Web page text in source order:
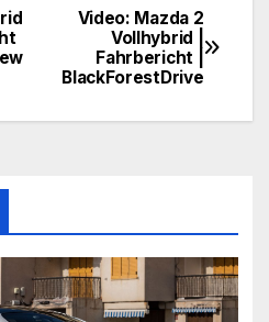
Video: Mazda 2
Vollhybrid |
Fahrbericht |
BlackForestDrive